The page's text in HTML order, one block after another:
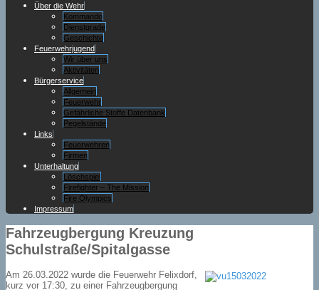
Über die Wehr
Kommando
Dienstgrade
Geschichte
Feuerwehrjugend
Wir über uns
Aktivitäten
Bürgerservice
Allgemein
Feuerwehr
Gefährliche Stoffe Datenbank
Pegelstände
Links
Feuerwehren
Firmen
Unterhaltung
Löschspiel
Firefighter – The Mission
Fire Olympics
Impressum
Fahrzeugbergung Kreuzung
Schulstraße/Spitalgasse
Am 26.03.2022 wurde die Feuerwehr Felixdorf,
kurz vor 17:30, zu einer Fahrzeugbergung